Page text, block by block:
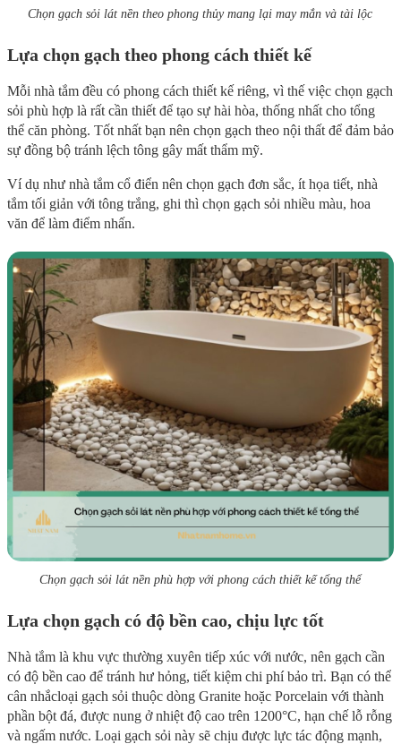
Chọn gạch sỏi lát nền theo phong thủy mang lại may mắn và tài lộc
Lựa chọn gạch theo phong cách thiết kế
Mỗi nhà tắm đều có phong cách thiết kế riêng, vì thế việc chọn gạch
sỏi phù hợp là rất cần thiết để tạo sự hài hòa, thống nhất cho tổng
thể căn phòng. Tốt nhất bạn nên chọn gạch theo nội thất để đảm bảo
sự đồng bộ tránh lệch tông gây mất thẩm mỹ.
Ví dụ như nhà tắm cổ điển nên chọn gạch đơn sắc, ít họa tiết, nhà
tắm tối giản với tông trắng, ghi thì chọn gạch sỏi nhiều màu, hoa
văn để làm điểm nhấn.
Chọn gạch sỏi lát nền phù hợp với phong cách thiết kế tổng thể
Lựa chọn gạch có độ bền cao, chịu lực tốt
Nhà tắm là khu vực thường xuyên tiếp xúc với nước, nên gạch cần
có độ bền cao để tránh hư hỏng, tiết kiệm chi phí bảo trì. Bạn có thể
cân nhắcloại gạch sỏi thuộc dòng Granite hoặc Porcelain với thành
phần bột đá, được nung ở nhiệt độ cao trên 1200°C, hạn chế lỗ rỗng
và ngấm nước. Loại gạch sỏi này sẽ chịu được lực tác động mạnh,